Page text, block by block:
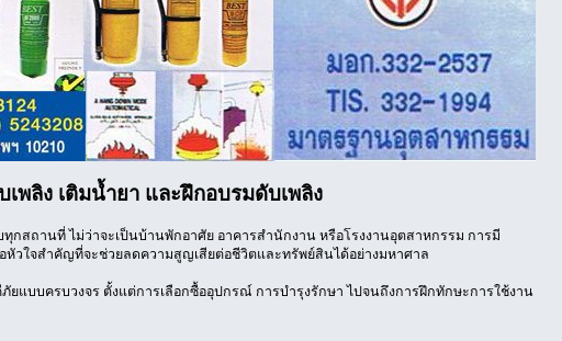
พลิง เติมน้ำยา และฝึกอบรมดับเพลิง
กสถานที่ ไม่ว่าจะเป็นบ้านพักอาศัย อาคารสำนักงาน หรือโรงงานอุตสาหกรรม การมี
วใจสำคัญที่จะช่วยลดความสูญเสียต่อชีวิตและทรัพย์สินได้อย่างมหาศาล
ยแบบครบวงจร ตั้งแต่การเลือกซื้ออุปกรณ์ การบำรุงรักษา ไปจนถึงการฝึกทักษะการใช้งาน